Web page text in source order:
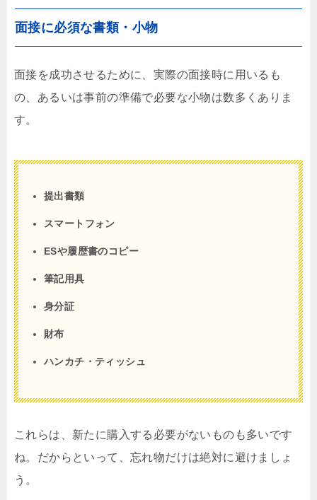
面接に必須な書類・小物
面接を成功させるために、実際の面接時に用いるも
の、あるいは事前の準備で必要な小物は数多くありま
す。
提出書類
スマートフォン
ESや履歴書のコピー
筆記用具
身分証
財布
ハンカチ・ティッシュ
これらは、新たに購入する必要がないものも多いです
ね。だからといって、忘れ物だけは絶対に避けましょ
う。